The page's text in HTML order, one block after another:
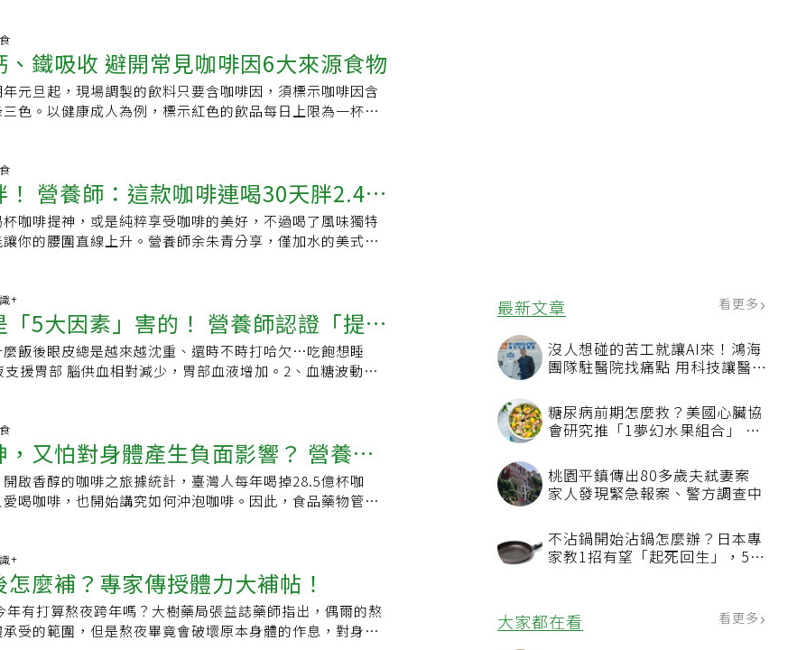
最新文章 看更多
沒人想碰的苦工就讓AI來！鴻海
團隊駐醫院找痛點 用科技讓醫療
糖尿病前期怎麼救？美國心臟協
會研究推「1夢幻水果組合」 酪
桃園平鎮傳出80多歲夫弒妻案
家人發現緊急報案、警方調查中
不沾鍋開始沾鍋怎麼辦？日本專
家教1招有望「起死回生」，5情
大家都在看 看更多
即可飲用。．配方功效：有助提升專注力，精神不濟者使
振，第一時間想到的是喝能量飲料，來快速提振精神。不
售能量飲多會添加糖來增加適口性，糖會在身體裡轉化成
平衡能量飲中維生素B群的苦澀味。一般市售能量飲一瓶的
間，建議一天攝取不超過一瓶（約200～350毫升），可避
精神不濟，對此，衛生福利部桃園醫院徐尉芳中醫師表
候群引起，建議至醫院就醫，可藉由中藥與針灸等方式來
列至少三項症狀，而且不明原因的疲倦無法因休息改善長達
慢性疲勞症候群：．記憶力或注意力下降．喉嚨痛．頸部
肉疼痛．多發性關節疼痛．新發作的頭痛．睡眠後無法改
and Impact on Well-being and Quality of Life—A
來源：營養初 Nutrue - 營養師杯蓋、亞洲大學附屬醫
、翰醫堂中醫診所、食藥好文網、衛生福利部桃園醫院延
很快？醫曝3年紀是斷崖式衰老關鍵，6方法延緩老化．長
？ 歐洲研究：走「這個步數」可降低死亡風險．當70歲時
用快、半衰期短，能夠迅速誘導入眠，睡醒後精神輕鬆，
，以致於出現不少相關的問題，濫用事件頻傳。》藥物百
及藥物管理局（FDA）2019年就曾發布警告，指出有幾款
見但嚴重的副作用，已知引發夢遊、不清醒時駕駛、不清
、Intermezzo與Zolpimist）。「使蒂諾斯」就含有
灣的「使蒂諾斯」藥物說明書即詳載：使用 Stilnox 後可能
為 (如夢遊、夢駕、或在未完全清醒的情況下從事其他活
能會導致嚴重傷害，包括死亡。如果病人曾使用 Stilnox 後
請儘速回診並停止使用 Stilnox。服用安眠藥 當心四大飲
食上的限制，藥害救濟基金會提醒民眾，如果因為吃了安
用藥期間在睡前喝點小酒助眠，不但無助於睡眠，還有害
區，務必注意避免：一、勿搭配酒和添加酒精的飲料及食
啡因的飲料及食品三、服藥期間避免飲用葡萄柚汁四、減
食、睡前激烈運動、過餓或過飽等行為、太吵或太亮等環
及找不到原因的原發性失眠。一失眠就只知道吃安眠藥不
應找到真正的病因，解決後才不會劑量越吃越重。建議失
門走走，保持身心健康才是最天然無副作用的安眠藥。
不吃安眠藥？ 記住2原則．失眠吞安眠藥 當心四大飲食雷
分如各類添加糖、咖啡因、維生素B群、牛磺酸、瓜拿納、
成分廣泛來看為咖啡因，其為中樞神經刺激物，透過刺激
，瓜拿納也一種是帶有咖啡因成分的萃取物。維生素B群則為
況下，可輔助醣類、蛋白質、脂質等代謝並轉換成能量。
，在不少海鮮類、肉類廣泛存在，一般而言不易缺乏，不
養師指關鍵：真的
述來看，除了各類添加糖以外，普遍而言都是有利於人體的
耳相傳提神飲料別喝太多、喝多容易傷身，國內外也有許多
對此嫚嫚營養師表示，確實飲用過量是有造成身體負擔的
導致休克、死亡。衛福部建議咖啡因一日攝取上限，成人
青少年則更少，孩童不建議攝取，但以常見約350毫升的提
120毫克的咖啡因，約近成人上限的一半，一日喝一罐以上就
大罐的、或平時還有飲用其他如咖啡、茶等帶有咖啡因的
。 添加糖過量：提神飲料添加糖如汽水一般的滋味，且通
食中的添加糖。糖類攝取過多除了容易肥胖、成癮之外，
過量：鈉也常在提神飲料中出現，現代人飲食普遍口味偏
況，容易形成高血壓、影響血管健康。再加上前述提到的
重身體負擔。 身體狀況：成分方面雖有數值建議上限，但
能性恐怕更高。上述這些成分因素、人為因素等都是需要
健康安心的喝，關鍵就在保持良好習慣。首先自然不可過
上限，建議真的感覺自己需要提神再喝就好。若已有每天
提醒自己一天別超過一罐，以免咖啡因、添加糖攝取過
、鐵吸收 避開常見咖啡因6大來源食物
元旦起，現場調製的飲料只要含咖啡因，須標示咖啡因含
色。以健康成人為例，標示紅色的飲品每日上限為一杯、
床較常用於複方配藥治療頭痛；而過量使用會引發心悸、
尿等症狀。台中慈濟醫院家醫科醫師李宜軒表示，長期大
風險，不宜突然停用，以避免戒斷症狀。適量攝取，對身體
疑慮建議就醫諮詢。國健署建議，成人每天咖啡因攝取量
婦不超過200毫克。台中慈濟醫院營養師顏慧菁補充，咖啡
「咖啡因」。李宜軒提醒，每日的咖啡因攝取量，不能只
燈，還要注意包裝飲品上的咖啡因含量標示，如能量飲、
啡因飲品。而巧克力、咖啡相關製品及止痛藥等也含有咖
示範圍內。李宜軒表示，咖啡因與部份藥物會產生交互作
她建議服藥前停看聽，先諮詢醫師或藥師，才能享受咖啡
！ 營養師：這款咖啡連喝30天胖2.4公
杯咖啡提神，或是純粹享受咖啡的美好，不過喝了風味獨特
你的腰圍直線上升。營養師余朱青分享，僅加水的美式咖
入可可粉的摩卡咖啡，熱量高達605Kcal！加巧克力的摩卡
2倍！營養師余朱青表示，咖啡粉本身熱量低，讓熱量暴增
的「添加物」，例如拿鐵咖啡是濃縮咖啡加牛奶。以摩卡咖
牛奶和巧克力就大大增加了熱量，若是連續喝 30 天，熱量
算成體重，大約會增加 2.4 公斤的重量。余朱青強調，儘管
：1杯／605kcal▸焦糖瑪奇朵：1杯／361kcal▸拿鐵咖啡：
諾：1杯／200kcal▸美式咖啡：1杯／23kcal需要經常喝咖
可以選美式余朱青建議需要經常喝咖啡的話，可以選擇美
縮咖啡加水稀釋而成的，熱量非常低，在提神之餘，也不
用含有咖啡因的飲品。★感謝余朱青營養師同意引用，原
健康》授權刊登，原文刊載於此★關心健康生活大小
健康】
+
「5大因素」害的！ 營養師認證「提神
水也有用
飯後眼皮總是越來越沈重、還時不時打哈欠⋯吃飽想睡
援胃部 腦供血相對減少，胃部血液增加。2、血糖波動上
5、蛋白質分解產生氮抑制大腦的清醒度。6招提神飲食
飽後要怎麼樣幫助提神？營養師高敏敏分享，可藉由多喝
糖，利用咀嚼助清醒、堅果一小把，透過咀嚼刺激活絡腦
的好油脂，其他像是用餐搭配新鮮水果，補充維生素、吃飯
動大；另外，雖然咖啡因確實能幫助提神，但也不能過量
恐害無力開門、開瓶蓋&amp;nbsp;
，又怕對身體產生負面影響？ 營養
竅，享受美味無負擔
啟香醇的咖啡之旅據統計，臺灣人每年喝掉28.5億杯咖
喝咖啡，也開始講究如何沖泡咖啡。因此，食品藥物管理
冷萃等方法。手沖展現風味層次，義式濃縮凸顯特性；冷
更美味。◎手沖咖啡：手沖咖啡是把咖啡粉放入有濾紙
，將熱水注入咖啡粉中，萃取出咖啡液。手沖能展現咖啡的
式濃縮咖啡：義式濃縮咖啡是用義式咖啡機以高溫、高壓
出的咖啡液濃厚且油脂呈乳化狀，可凸顯出咖啡本身的風
+
麼補？專家傳授體力大補帖！
年有打算熬夜跨年嗎？大樹藥局張益誌藥師指出，偶爾的熬
受的範圍，但是熬夜畢竟會破壞原本身體的作息，對身體